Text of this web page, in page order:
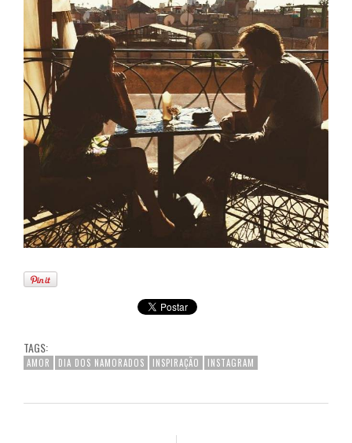
TAGS:
AMOR DIA DOS NAMORADOS INSPIRAÇÃO INSTAGRAM